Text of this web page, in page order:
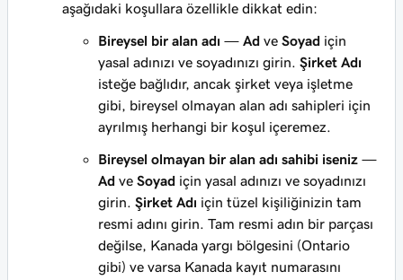
aşağıdaki koşullara özellikle dikkat edin:
Bireysel bir alan adı — Ad ve Soyad için
yasal adınızı ve soyadınızı girin. Şirket Adı
isteğe bağlıdır, ancak şirket veya işletme
gibi, bireysel olmayan alan adı sahipleri için
ayrılmış herhangi bir koşul içeremez.
Bireysel olmayan bir alan adı sahibi iseniz —
Ad ve Soyad için yasal adınızı ve soyadınızı
girin. Şirket Adı için tüzel kişiliğinizin tam
resmi adını girin. Tam resmi adın bir parçası
değilse, Kanada yargı bölgesini (Ontario
gibi) ve varsa Kanada kayıt numarasını